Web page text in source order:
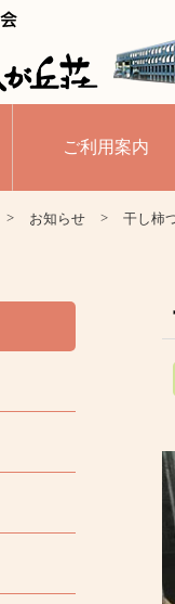
ご利用案内
> お知らせ > 干し柿